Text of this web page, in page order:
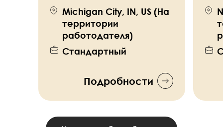
Michigan City, IN, US (На
территории
работодателя)
Стандартный
Подробности